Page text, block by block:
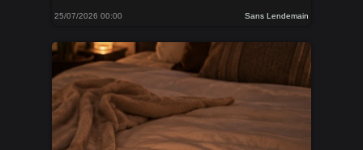
25/07/2026 00:00 Sans Lendemain